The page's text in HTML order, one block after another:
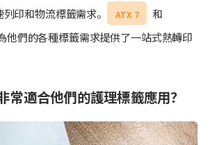
印和物流標籤需求。
ATX 7 和
他們的各種標籤需求提供了一站式熱轉印
常適合他們的護理標籤應用？